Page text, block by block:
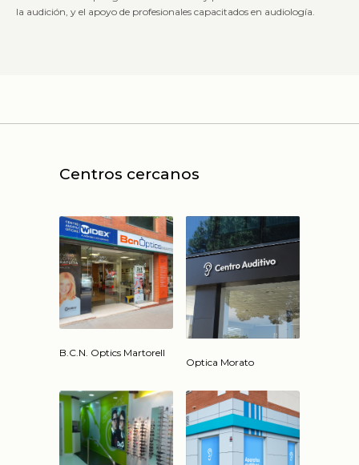
la audición, y el apoyo de profesionales capacitados en audiología.
Centros cercanos
B.C.N. Optics Martorell
Optica Morato